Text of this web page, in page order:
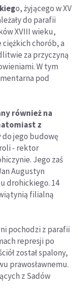
o, żyjącego w XV
do parafii
XVIII wieku,
chorób, a
za przyczyną
W tym
pod
również na
z
do jego budowę
- rektor
Jego zaś
Augustyn
drohickiego. 14
filialną
pochodzi z parafii
represji po
został spalony,
prawosławnemu.
z Sadów